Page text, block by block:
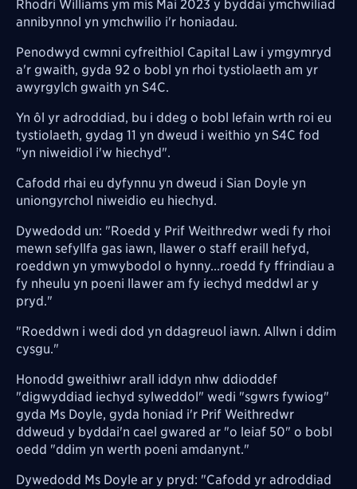
Rhodri Williams ym mis Mai 2023 y byddai ymchwiliad
annibynnol yn ymchwilio i'r honiadau.
Penodwyd cwmni cyfreithiol Capital Law i ymgymryd
a'r gwaith, gyda 92 o bobl yn rhoi tystiolaeth am yr
awyrgylch gwaith yn S4C.
Yn ôl yr adroddiad, bu i ddeg o bobl lefain wrth roi eu
tystiolaeth, gydag 11 yn dweud i weithio yn S4C fod
"yn niweidiol i'w hiechyd".
Cafodd rhai eu dyfynnu yn dweud i Sian Doyle yn
uniongyrchol niweidio eu hiechyd.
Dywedodd un: "Roedd y Prif Weithredwr wedi fy rhoi
mewn sefyllfa gas iawn, llawer o staff eraill hefyd,
roeddwn yn ymwybodol o hynny...roedd fy ffrindiau a
fy nheulu yn poeni llawer am fy iechyd meddwl ar y
pryd."
"Roeddwn i wedi dod yn ddagreuol iawn. Allwn i ddim
cysgu."
Honodd gweithiwr arall iddyn nhw ddioddef
"digwyddiad iechyd sylweddol" wedi "sgwrs fywiog"
gyda Ms Doyle, gyda honiad i'r Prif Weithredwr
ddweud y byddai'n cael gwared ar "o leiaf 50" o bobl
oedd "ddim yn werth poeni amdanynt."
Dywedodd Ms Doyle ar y pryd: "Cafodd yr adroddiad